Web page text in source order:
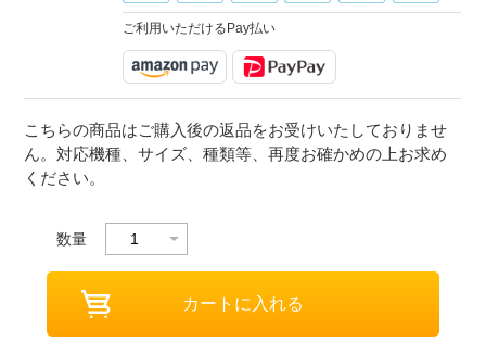
ご利用いただけるPay払い
こちらの商品はご購入後の返品をお受けいたしておりませ
ん。対応機種、サイズ、種類等、再度お確かめの上お求め
ください。
数量